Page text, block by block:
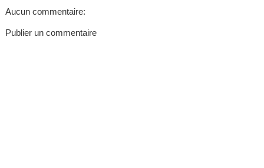
Aucun commentaire:
Publier un commentaire